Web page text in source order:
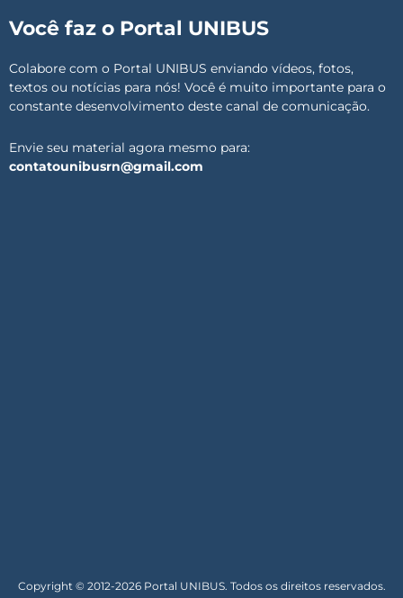
Você faz o Portal UNIBUS
Colabore com o Portal UNIBUS enviando vídeos, fotos,
textos ou notícias para nós! Você é muito importante para o
constante desenvolvimento deste canal de comunicação.
Envie seu material agora mesmo para:
contatounibusrn@gmail.com
Copyright © 2012-2026 Portal UNIBUS. Todos os direitos reservados.